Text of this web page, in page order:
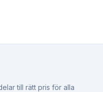
till rätt pris för alla